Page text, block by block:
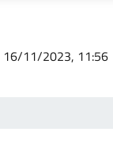
16/11/2023, 11:56